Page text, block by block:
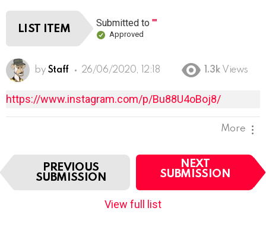
LIST ITEM Submitted to""
Approved
by Staff 26/06/2020, 12:18 1.3k Views
https://www.instagram.com/p/Bu88U4oBoj8/
More
I
e
PREVIOUS
SUBMISSION
NEXT
SUBMISSION
View full list